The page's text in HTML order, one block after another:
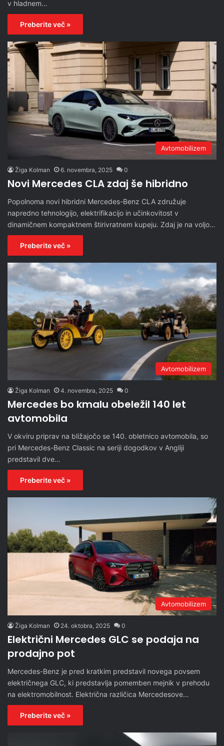
v hladnem…
Preberite več »
Avtomobilizem
Žiga Kolman 6. novembra, 2025 0
Novi Mercedes CLA zdaj še hibridno
Popolnoma novi hibridni Mercedes-Benz CLA združuje
napredno tehnologijo, elektrifikacijo in učinkovitost v
dinamičnem kompaktnem štirivratnem kupeju. Zdaj je na voljo…
Preberite več »
Avtomobilizem
Žiga Kolman 4. novembra, 2025 0
Mercedes bo kmalu obeležil 140 let
avtomobila
V okviru priprav na bližajočo se 140. obletnico avtomobila, so
pri Mercedes-Benz Classic na seriji dogodkov v Angliji
predstavil dve…
Preberite več »
Avtomobilizem
Žiga Kolman 24. oktobra, 2025 0
Električni Mercedes GLC se podaja na
prodajno pot
Mercedes-Benz je pred kratkim predstavil novega povsem
električnega GLC, ki predstavlja pomemben mejnik v prehodu
na elektromobilnost. Električna različica Mercedesove…
Preberite več »